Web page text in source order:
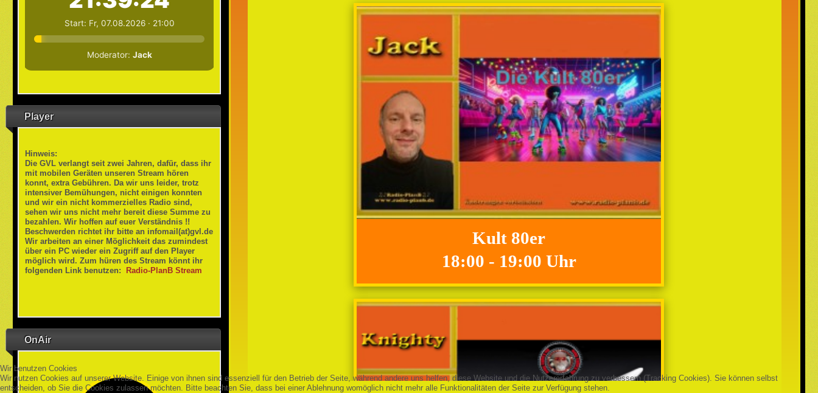
Player
Hinweis:
Die GVL verlangt seit zwei Jahren, dafür, dass ihr
mit mobilen Geräten unseren Stream hören
konnt, extra Gebühren. Da wir uns leider, trotz
intensiver Bemühungen, nicht einigen konnten
und wir ein nicht kommerzielles Radio sind,
sehen wir uns nicht mehr bereit diese Summe zu
bezahlen. Wir hoffen auf euer Verständnis !!
Beschwerden richtet ihr bitte an infomail(at)gvl.de
Wir arbeiten an einer Möglichkeit das zumindest
über ein PC wieder ein Zugriff auf den Player
möglich wird. Zum hüren des Stream könnt ihr
folgenden Link benutzen:
Radio-PlanB Stream
OnAir
Wir benutzen Cookies
Wir nutzen Cookies auf unserer Website. Einige von ihnen sind essenziell für den Betrieb der Seite, während andere uns helfen, diese Website und die Nutzererfahrung zu verbessern (Tracking Cookies). Sie können selbst
entscheiden, ob Sie die Cookies zulassen möchten. Bitte beachten Sie, dass bei einer Ablehnung womöglich nicht mehr alle Funktionalitäten der Seite zur Verfügung stehen.